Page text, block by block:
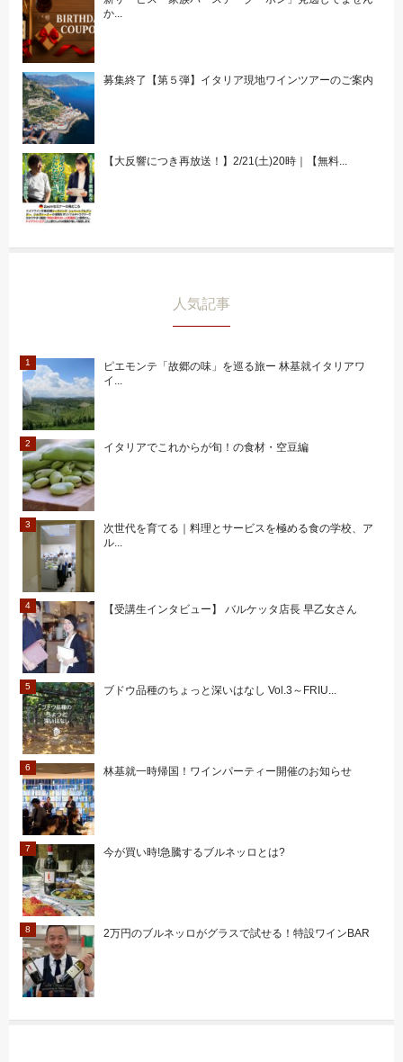
か...
募集終了【第５弾】イタリア現地ワインツアーのご案内
【大反響につき再放送！】2/21(土)20時｜【無料...
人気記事
ピエモンテ「故郷の味」を巡る旅ー 林基就イタリアワ
イ...
イタリアでこれからが旬！の食材・空豆編
次世代を育てる｜料理とサービスを極める食の学校、ア
ル...
【受講生インタビュー】 バルケッタ店長 早乙女さん
ブドウ品種のちょっと深いはなし Vol.3～FRIU...
林基就一時帰国！ワインパーティー開催のお知らせ
今が買い時!急騰するブルネッロとは?
2万円のブルネッロがグラスで試せる！特設ワインBAR